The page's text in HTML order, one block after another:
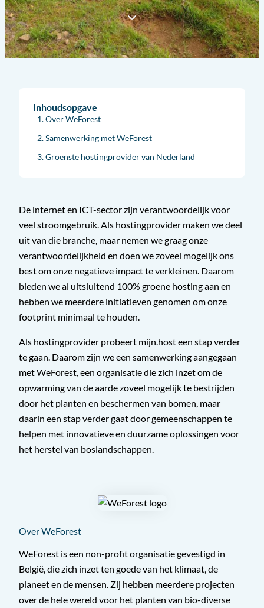
Inhoudsopgave
Over WeForest
Samenwerking met WeForest
Groenste hostingprovider van Nederland
De internet en ICT-sector zijn verantwoordelijk voor
veel stroomgebruik. Als hostingprovider maken we deel
uit van die branche, maar nemen we graag onze
verantwoordelijkheid en doen we zoveel mogelijk ons
best om onze negatieve impact te verkleinen. Daarom
bieden we al uitsluitend 100% groene hosting aan en
hebben we meerdere initiatieven genomen om onze
footprint minimaal te houden.
Als hostingprovider probeert mijn.host een stap verder
te gaan. Daarom zijn we een samenwerking aangegaan
met WeForest, een organisatie die zich inzet om de
opwarming van de aarde zoveel mogelijk te bestrijden
door het planten en beschermen van bomen, maar
daarin een stap verder gaat door gemeenschappen te
helpen met innovatieve en duurzame oplossingen voor
het herstel van boslandschappen.
Over WeForest
WeForest is een non-profit organisatie gevestigd in
België, die zich inzet ten goede van het klimaat, de
planeet en de mensen. Zij hebben meerdere projecten
over de hele wereld voor het planten van bio-diverse